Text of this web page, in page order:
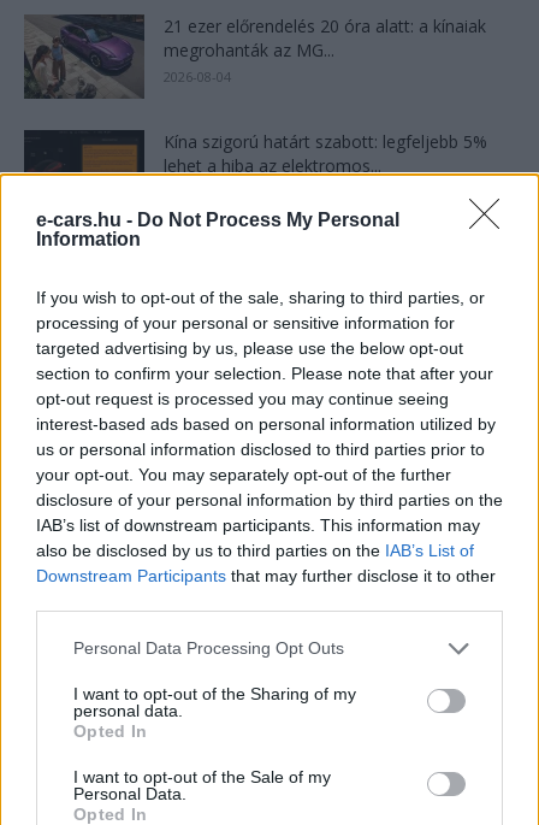
e-cars.hu - Do Not Process My Personal
Information
If you wish to opt-out of the sale, sharing to third parties, or
processing of your personal or sensitive information for
targeted advertising by us, please use the below opt-out
section to confirm your selection. Please note that after your
opt-out request is processed you may continue seeing
interest-based ads based on personal information utilized by
us or personal information disclosed to third parties prior to
your opt-out. You may separately opt-out of the further
disclosure of your personal information by third parties on the
IAB’s list of downstream participants. This information may
also be disclosed by us to third parties on the IAB’s List of
Downstream Participants that may further disclose it to other
Personal Data Processing Opt Outs
I want to opt-out of the Sharing of my
personal data.
Opted In
I want to opt-out of the Sale of my
Personal Data.
Opted In
21 ezer előrendelés 20 óra alatt: a kínaiak
megrohanták az MG...
2026-08-04
Kína szigorú határt szabott: legfeljebb 5%
lehet a hiba az elektromos...
2026-08-04
Az Audi letarolta saját rekordjait — készül
minden idők leghatékonyabb villanyautója
2026-08-04
9 perc töltés, 450 kilométer hatótáv – ezzel
indulhat harcba a...
2026-08-05
2026-08-05
124%-kal nőtt a BYD exportja — ez lehet az
2026-08-04